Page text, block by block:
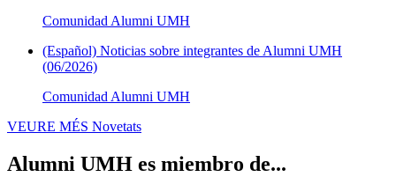
Comunidad Alumni UMH
(Español) Noticias sobre integrantes de Alumni UMH
(06/2026)
Comunidad Alumni UMH
VEURE MÉS Novetats
Alumni UMH es miembro de...